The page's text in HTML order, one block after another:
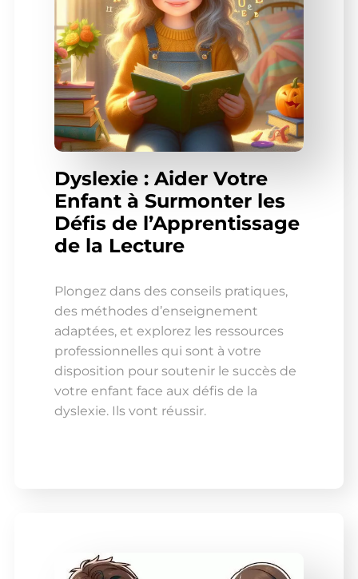
Dyslexie : Aider Votre
Enfant à Surmonter les
Défis de l’Apprentissage
de la Lecture
Plongez dans des conseils pratiques,
des méthodes d’enseignement
adaptées, et explorez les ressources
professionnelles qui sont à votre
disposition pour soutenir le succès de
votre enfant face aux défis de la
dyslexie. Ils vont réussir.